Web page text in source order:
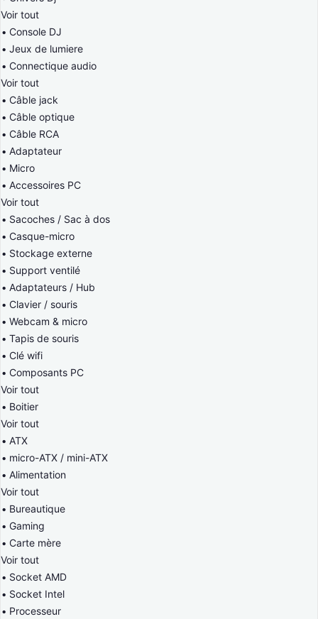
Voir tout
Console DJ
Jeux de lumiere
Connectique audio
Voir tout
Câble jack
Câble optique
Câble RCA
Adaptateur
Micro
Accessoires PC
Voir tout
Sacoches / Sac à dos
Casque-micro
Stockage externe
Support ventilé
Adaptateurs / Hub
Clavier / souris
Webcam & micro
Tapis de souris
Clé wifi
Composants PC
Voir tout
Boitier
Voir tout
ATX
micro-ATX / mini-ATX
Alimentation
Voir tout
Bureautique
Gaming
Carte mère
Voir tout
Socket AMD
Socket Intel
Processeur